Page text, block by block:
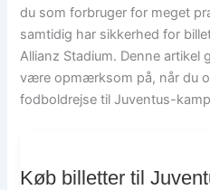
du som forbruger for meget
samtidig har sikkerhed for
Allianz Stadium. Denne artikel
være opmærksom på, når du
fodboldrejse til Juventus-
Køb billetter til